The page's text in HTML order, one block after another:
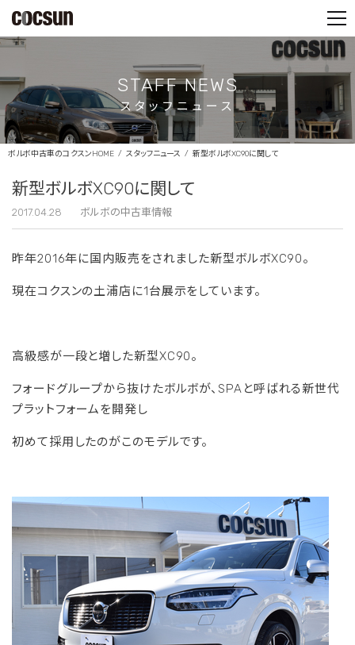
STAFF NEWS
スタッフニュース
ボルボ中古車のコクスンHOME スタッフニュース 新型ボルボXC90に関して
新型ボルボXC90に関して
2017.04.28 ボルボの中古車情報
昨年2016年に国内販売をされました新型ボルボXC90。
現在コクスンの土浦店に1台展示をしています。
高級感が一段と増した新型XC90。
フォードグループから抜けたボルボが、SPAと呼ばれる新世代
プラットフォームを開発し
初めて採用したのがこのモデルです。